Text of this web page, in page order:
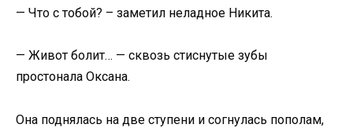
— Что с тобой? – заметил неладное Никита.
— Живот болит… — сквозь стиснутые зубы
простонала Оксана.
Она поднялась на две ступени и согнулась пополам,